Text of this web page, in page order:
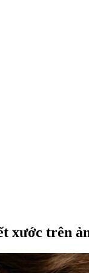
xước trên